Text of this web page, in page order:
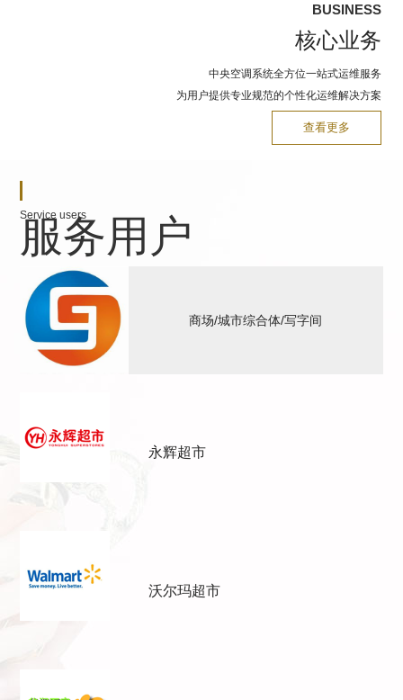
BUSINESS
核心业务
中央空调系统全方位一站式运维服务
为用户提供专业规范的个性化运维解决方案
查看更多
Service users
服务用户
商场/城市综合体/写字间
永辉超市
沃尔玛超市